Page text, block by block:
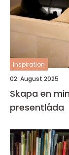
inspiration
02. August 2025
Skapa en
presentlåda